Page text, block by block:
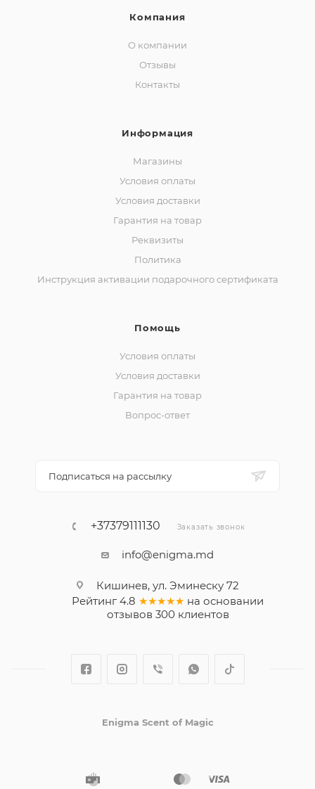
Компания
О компании
Отзывы
Контакты
Информация
Магазины
Условия оплаты
Условия доставки
Гарантия на товар
Реквизиты
Политика
Инструкция активации подарочного сертификата
Помощь
Условия оплаты
Условия доставки
Гарантия на товар
Вопрос-ответ
Подписаться на рассылку
+37379111130 Заказать звонок
info@enigma.md
Кишинев, ул. Эминеску 72
Рейтинг 4.8 ★★★★★ на основании
отзывов 300клиентов
Enigma Scent of Magic